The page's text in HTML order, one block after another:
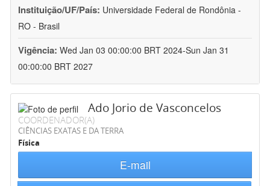
Instituição/UF/País: Universidade Federal de Rondônia -
RO - Brasil
Vigência: Wed Jan 03 00:00:00 BRT 2024-Sun Jan 31
00:00:00 BRT 2027
Ado Jorio de Vasconcelos
COORDENADOR(A)
CIÊNCIAS EXATAS E DA TERRA
Física
E-mail